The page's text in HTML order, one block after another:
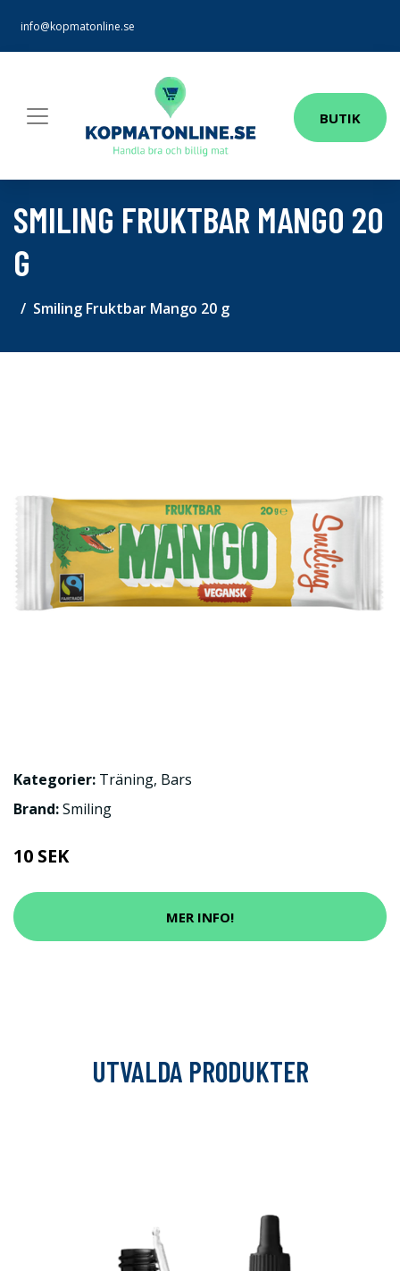
info@kopmatonline.se
BUTIK
SMILING FRUKTBAR MANGO 20
G
Smiling Fruktbar Mango 20 g
Kategorier: Träning, Bars
Brand:Smiling
10 SEK
MER INFO!
UTVALDA PRODUKTER